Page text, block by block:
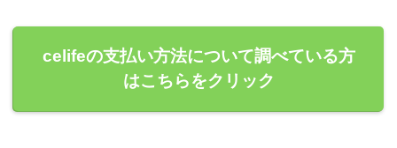
celifeの支払い方法について調べている方
はこちらをクリック